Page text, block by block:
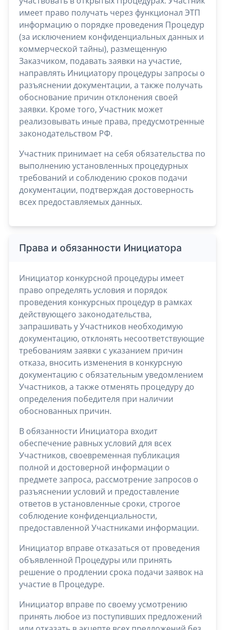
имеет право получать через функционал ЭТП
информацию о порядке проведения Процедур
(за исключением конфиденциальных данных и
коммерческой тайны), размещенную
Заказчиком, подавать заявки на участие,
направлять Инициатору процедуры запросы о
разъяснении документации, а также получать
обоснование причин отклонения своей
заявки. Кроме того, Участник может
реализовывать иные права, предусмотренные
законодательством РФ.
Участник принимает на себя обязательства по
выполнению установленных процедурных
требований и соблюдению сроков подачи
документации, подтверждая достоверность
всех предоставляемых данных.
Права и обязанности Инициатора
Инициатор конкурсной процедуры имеет
право определять условия и порядок
проведения конкурсных процедур в рамках
действующего законодательства,
запрашивать у Участников необходимую
документацию, отклонять несоответствующие
требованиям заявки с указанием причин
отказа, вносить изменения в конкурсную
документацию с обязательным уведомлением
Участников, а также отменять процедуру до
определения победителя при наличии
обоснованных причин.
В обязанности Инициатора входит
обеспечение равных условий для всех
Участников, своевременная публикация
полной и достоверной информации о
предмете запроса, рассмотрение запросов о
разъяснении условий и предоставление
ответов в установленные сроки, строгое
соблюдение конфиденциальности,
предоставленной Участниками информации.
Инициатор вправе отказаться от проведения
объявленной Процедуры или принять
решение о продлении срока подачи заявок на
участие в Процедуре.
Инициатор вправе по своему усмотрению
принять любое из поступивших предложений